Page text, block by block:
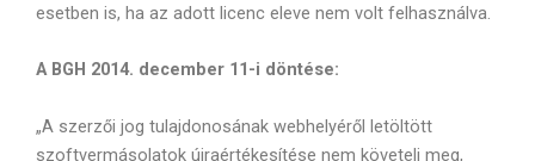
esetben is, ha az adott licenc eleve nem volt felhasználva.
A BGH 2014. december 11-i döntése:
„A szerzői jog tulajdonosának webhelyéről letöltött
szoftvermásolatok újraértékesítése nem követeli meg,